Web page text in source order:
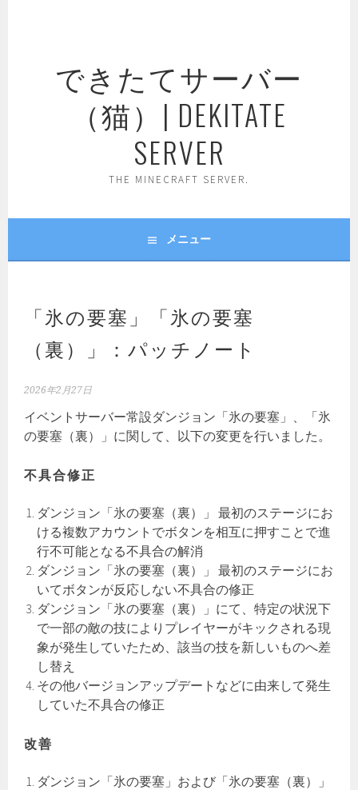
できたてサーバー
（猫）| DEKITATE
SERVER
THE MINECRAFT SERVER.
メニュー
「氷の要塞」「氷の要塞
（裏）」：パッチノート
2026年2月27日
イベントサーバー常設ダンジョン「氷の要塞」、「氷
の要塞（裏）」に関して、以下の変更を行いました。
不具合修正
ダンジョン「氷の要塞（裏）」 最初のステージにお
ける複数アカウントでボタンを相互に押すことで進
行不可能となる不具合の解消
ダンジョン「氷の要塞（裏）」 最初のステージにお
いてボタンが反応しない不具合の修正
ダンジョン「氷の要塞（裏）」にて、特定の状況下
で一部の敵の技によりプレイヤーがキックされる現
象が発生していたため、該当の技を新しいものへ差
し替え
その他バージョンアップデートなどに由来して発生
していた不具合の修正
改善
ダンジョン「氷の要塞」および「氷の要塞（裏）」